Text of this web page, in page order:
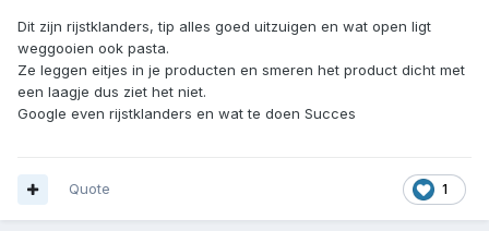
Dit zijn rijstklanders, tip alles goed uitzuigen en wat open ligt
weggooien ook pasta.
Ze leggen eitjes in je producten en smeren het product dicht met
een laagje dus ziet het niet.
Google even rijstklanders en wat te doen Succes
1
Quote